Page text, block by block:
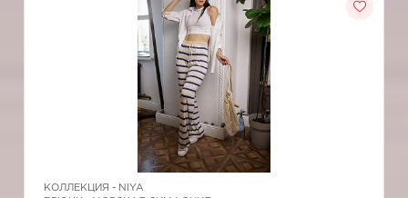
КОЛЛЕКЦИЯ - NIYA